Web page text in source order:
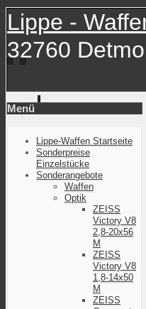
Lippe -
32760
Menü
Lippe-Waffen Startseite
Sonderpreise
Einzelstücke
Sonderangebote
Waffen
Optik
ZEISS
Victory V8
2,8-20x56
M
ZEISS
Victory V8
1,8-14x50
M
ZEISS